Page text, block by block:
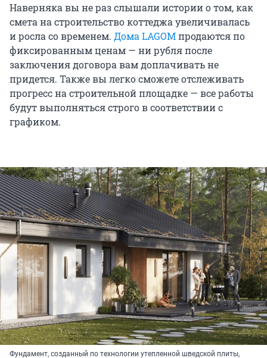
Наверняка вы не раз слышали истории о том, как
смета на строительство коттеджа увеличивалась
и росла со временем. Дома LAGOMпродаются по
фиксированным ценам — ни рубля после
заключения договора вам доплачивать не
придется. Также вы легко сможете отслеживать
прогресс на строительной площадке — все работы
будут выполняться строго в соответствии с
графиком.
Фундамент, созданный по технологии утепленной шведской плиты,